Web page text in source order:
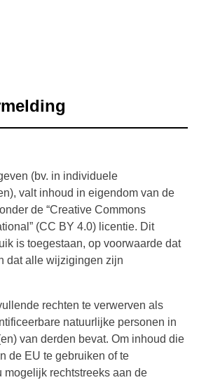
(bv. in individuele
valt inhoud in eigendom van de
de “Creative Commons
(CC BY 4.0) licentie. Dit
is toegestaan, op voorwaarde dat
dat alle wijzigingen zijn
rechten te verwerven als
natuurlijke personen in
van derden bevat. Om inhoud die
de EU te gebruiken of te
mogelijk rechtstreeks aan de